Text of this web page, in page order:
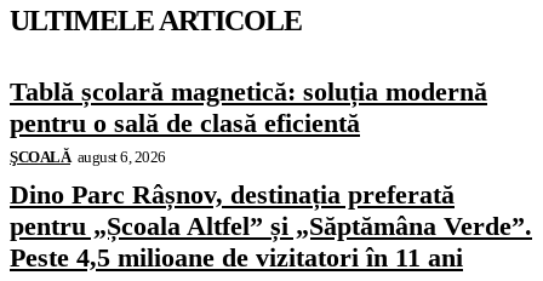
ULTIMELE ARTICOLE
Tablă școlară magnetică: soluția modernă
pentru o sală de clasă eficientă
ŞCOALĂ august 6, 2026
Dino Parc Râșnov, destinația preferată
pentru „Școala Altfel” și „Săptămâna Verde”.
Peste 4,5 milioane de vizitatori în 11 ani